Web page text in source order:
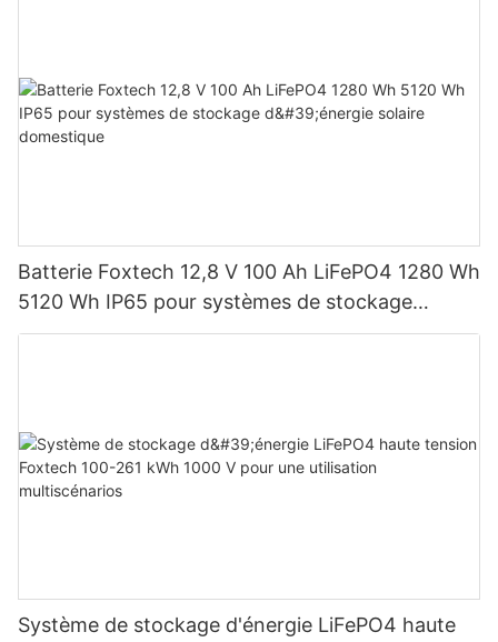
Batterie Foxtech 12,8 V 100 Ah LiFePO4 1280 Wh
5120 Wh IP65 pour systèmes de stockage
d'énergie solaire domestique
Système de stockage d'énergie LiFePO4 haute